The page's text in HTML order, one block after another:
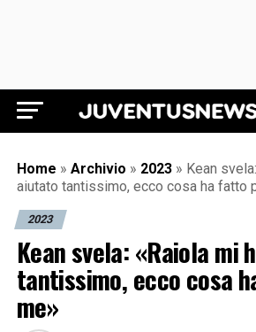
Juventus News
Home » Archivio » 2023 » Kean
aiutato tantissimo, ecco cosa ha fatto
2023
Kean svela: «Raiola mi
tantissimo, ecco cosa
me»